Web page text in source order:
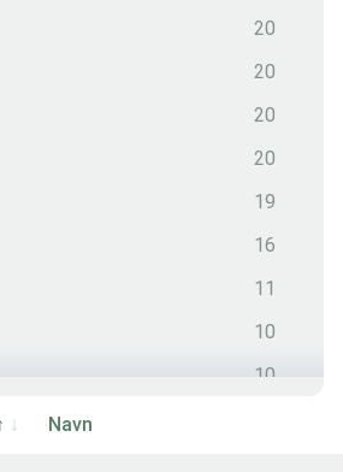
20
20
20
20
19
16
11
10
10
Navn